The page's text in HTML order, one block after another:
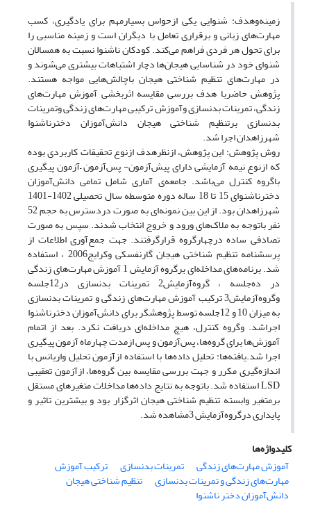
زمینه‌وهدف: شنوایی یکی ازحواس بسیارمهم برای یادگیری، کسب
مهارت‌های زبانی و برقراری تعامل با دیگران است و زمینه مناسبی را
برای تحول هر فردی فراهم می‌کند. کودکان ناشنوا نسبت به همسالان
شنوای خود در شناسایی هیجان‌ها دچار اشتباهات بیشتری می‌شوند و
در مهارت‌های تنظیم شناختی هیجان باچالش‌هایی مواجه هستند.
پژوهش حاضربا هدف بررسی مقایسه اثربخشی آموزش مهارت‌های
زندگی، تمرینات بدنسازی وآموزش ترکیبی مهارت‌های زندگی وتمرینات
بدنسازی برتنظیم شناختی هیجان دانش‌آموزان دخترناشنوا
شهرزاهدان اجرا شد.
روش پژوهش: این پژوهش، ازنظرهدف ازنوع تحقیقات کاربردی بوده
که ازنوع نیمه آزمایشی دارای پیش‌آزمون- پس‌آزمون –آزمون پیگیری
باگروه کنترل می‌باشد. جامعه‌ی آماری شامل تمامی دانش‌آموزان
دخترناشنوای 15 تا 18 ساله دوره متوسطه سال تحصیلی 1402-1401
شهرزاهدان بود. از این بین نمونه‌ای به صورت دردسترس به حجم 52
نفر باتوجه به ملاک‌های ورود و خروج انتخاب شدند. سپس به صورت
تصادفی ساده درچهارگروه قرارگرفتند. جهت جمع‌آوری اطلاعات از
پرسشنامه تنظیم شناختی هیجان گارنفسکی وکرایج2006 ، استفاده
شد. برنامه‌های مداخله‌ای برگروه آزمایش 1 آموزش مهارت‌های زندگی
در ده‌جلسه ، گروه‌آزمایش2 تمرینات بدنسازی در12جلسه
وگروه‌آزمایش3 ترکیب آموزش مهارت‌های زندگی و تمرینات بدنسازی
به میزان 10 و 12جلسه توسط پژوهشگر برای دانش‌آموزان دخترناشنوا
اجراشد. وگروه کنترل، هیچ مداخله‌ای دریافت نکرد. بعد از اتمام
آموزش‌ها برای گروه‌ها، پس‌آزمون و پس ازمدت چهارماه آزمون پیگیری
اجرا شد.یافته‌ها: تحلیل داده‌ها با استفاده ازآزمون تحلیل واریانس با
اندازه‌گیری مکرر و جهت بررسی مقایسه بین گروه‌ها، ازآزمون تعقیبی
LSD استفاده شد. باتوجه به نتایج داده‌ها مداخلات متغیرهای مستقل
برمتغیر وابسته تنظیم شناختی هیجان اثرگزار بود و بیشترین تاثیر و
پایداری درگروه‌آزمایش 3مشاهده شد.
کلیدواژه‌ها
آموزش مهارت‌های زندگی
تمرینات بدنسازی ترکیب آموزش
مهارت‌های زندگی و تمرینات بدنسازی تنظیم شناختی هیجان
دانش‌آموزان دختر ناشنوا